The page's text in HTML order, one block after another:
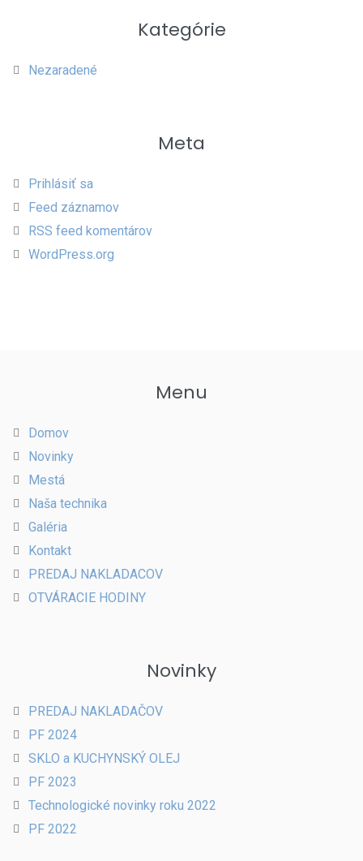
Kategórie
Nezaradené
Meta
Prihlásiť sa
Feed záznamov
RSS feed komentárov
WordPress.org
Menu
Domov
Novinky
Mestá
Naša technika
Galéria
Kontakt
PREDAJ NAKLADACOV
OTVÁRACIE HODINY
Novinky
PREDAJ NAKLADAČOV
PF 2024
SKLO a KUCHYNSKÝ OLEJ
PF 2023
Technologické novinky roku 2022
PF 2022